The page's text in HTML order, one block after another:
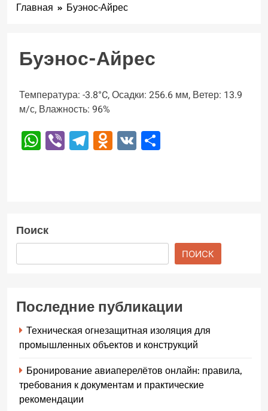
Главная Буэнос-Айрес
Буэнос-Айрес
Температура: -3.8°C, Осадки: 256.6 мм, Ветер: 13.9
м/с, Влажность: 96%
WhatsApp
ViberTelegram
Odnoklassniki
VK
Поиск
ПОИСК
Последние публикации
Техническая огнезащитная изоляция для
промышленных объектов и конструкций
Бронирование авиаперелётов онлайн: правила,
требования к документам и практические
рекомендации